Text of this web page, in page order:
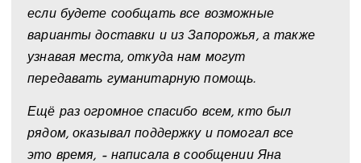
если будете сообщать все возможные
варианты доставки и из Запорожья, а также
узнавая места, откуда нам могут
передавать гуманитарную помощь.
Ещё раз огромное спасибо всем, кто был
рядом, оказывал поддержку и помогал все
это время, – написала в сообщении Яна